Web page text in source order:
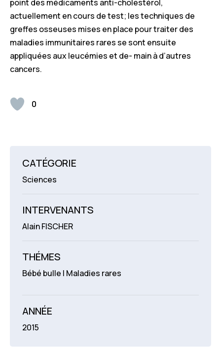
point des médicaments anti-cholestérol,
actuellement en cours de test; les techniques de
greffes osseuses mises en place pour traiter des
maladies immunitaires rares se sont ensuite
appliquées aux leucémies et de- main à d’autres
cancers.
0
CATÉGORIE
Sciences
INTERVENANTS
Alain FISCHER
THÉMES
Bébé bulle | Maladies rares
ANNÉE
2015